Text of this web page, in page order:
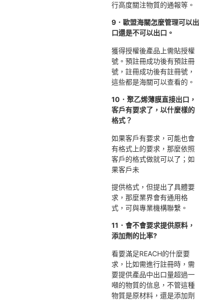
行高度關注物質的通報等。
9．歐盟海關怎麼管理可以出
口還是不可以出口。
獲得授權後產品上需貼授權
號。預註冊成功後有預註冊
號，註冊成功後有註冊號，
這些都是海關可以查看的。
10．聚乙烯薄膜直接出口，
客戶有要求了，以什麼樣的
格式？
如果客戶有要求，可能也會
有格式上的要求，那麼依照
客戶的格式做就可以了；如
果客戶未
提供格式，但提出了具體要
求，那麼業界會有通用格
式，可與專業機構聯繫。
11．會不會要求提供原料，
添加劑的比率?
看要滿足REACH的什麼要
求，比如需進行註冊時，需
要提供產品中出口量超過一
噸的物質的信息，不管這種
物質是原材料，還是添加劑